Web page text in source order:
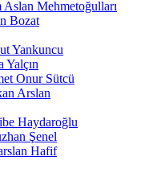
Mehmetoğulları
Bozat
Yankuncu
Yalçın
Onur Sütcü
Arslan
Haydaroğlu
Şenel
Hafif